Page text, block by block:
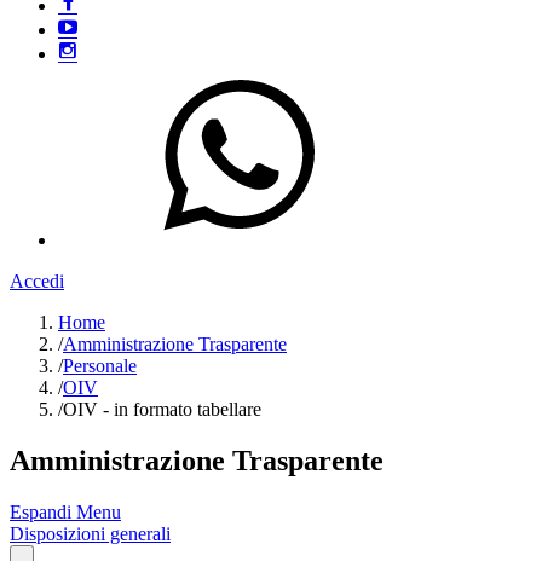
Accedi
Home
/Amministrazione Trasparente
/Personale
/OIV
/OIV - in formato tabellare
Amministrazione Trasparente
Espandi Menu
Disposizioni generali